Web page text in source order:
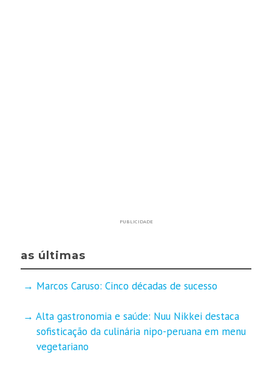
PUBLICIDADE
as últimas
Marcos Caruso: Cinco décadas de sucesso
Alta gastronomia e saúde: Nuu Nikkei destaca
sofisticação da culinária nipo-peruana em menu
vegetariano